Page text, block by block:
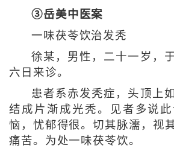
③岳美中医案
一味茯苓饮治发秃
徐某，男性，二十一岁，
六日来诊。
患者系赤发秃症，头顶上
结成片渐成光秃。见者多说
恼，忧郁得很。切其脉濡，视
痛苦。为处一味茯苓饮。